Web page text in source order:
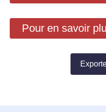
Pour en savoir